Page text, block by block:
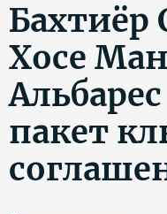
Бахтиёр
Хосе
пакет